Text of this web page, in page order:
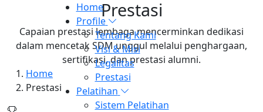
Home
Profile
Tentang Kami
Visi & Misi
Legalitas
Prestasi
Pelatihan
Sistem Pelatihan
Prestasi
Capaian prestasi lembaga mencerminkan dedikasi
dalam mencetak SDM unggul melalui penghargaan,
sertifikasi, dan prestasi alumni.
Home
Prestasi